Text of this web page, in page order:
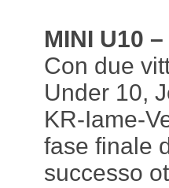
MINI U10
Con due
Under 10,
KR-Iame-
fase finale
successo